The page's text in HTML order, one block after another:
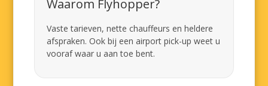
Waarom Flyhopper?
Vaste tarieven, nette chauffeurs en heldere
afspraken. Ook bij een airport pick-up weet u
vooraf waar u aan toe bent.